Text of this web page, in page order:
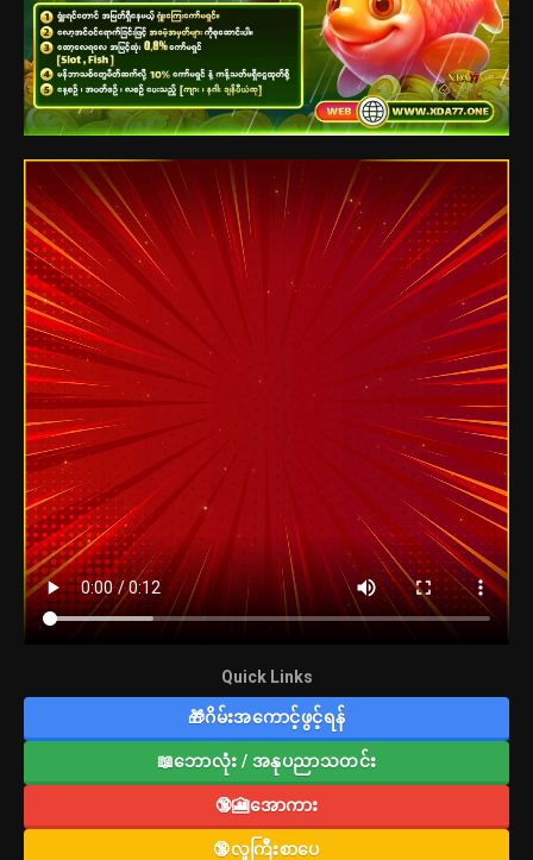
Quick Links
🎁ဂိမ်းအကောင့်ဖွင့်ရန်
📖ဘောလုံး / အနုပညာသတင်း
🔞🎦အောကား
🔞လူကြီးစာပေ